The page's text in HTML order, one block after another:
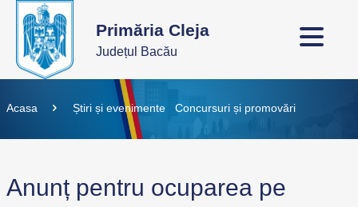
Primăria Cleja
Județul Bacău
Acasa Știri și evenimente Concursuri și promovări
Anunț pentru ocuparea pe